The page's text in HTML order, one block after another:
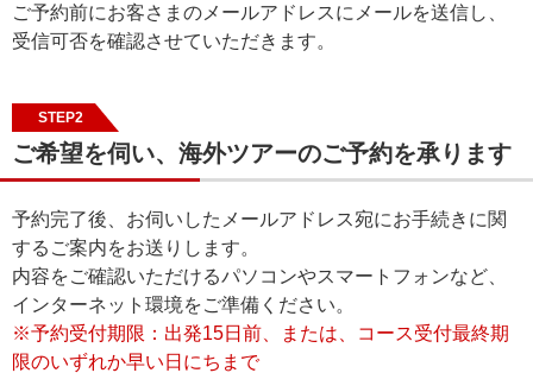
ご予約前にお客さまのメールアドレスにメールを送信し、
受信可否を確認させていただきます。
STEP2
ご希望を伺い、海外ツアーのご予約を承ります
予約完了後、お伺いしたメールアドレス宛にお手続きに関
するご案内をお送りします。
内容をご確認いただけるパソコンやスマートフォンなど、
インターネット環境をご準備ください。
※予約受付期限：出発15日前、または、コース受付最終期
限のいずれか早い日にちまで